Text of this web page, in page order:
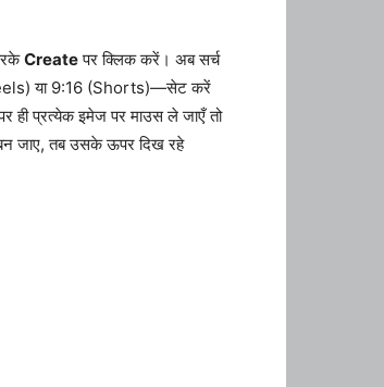
Createपर क्लिक करें। अब सर्च
या 9:16 (Shorts)—सेट करें
ही प्रत्येक इमेज पर माउस ले जाएँ तो
बन जाए, तब उसके ऊपर दिख रहे